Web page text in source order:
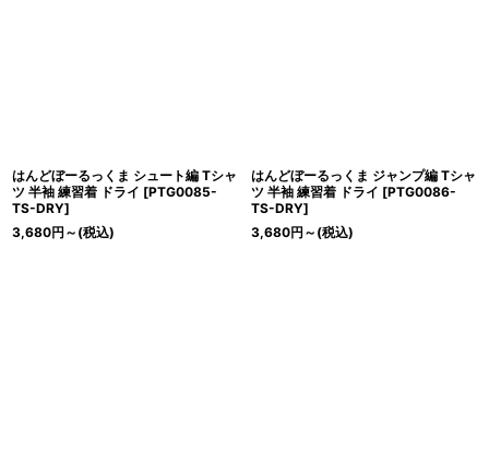
はんどぼーるっくま シュート編 Tシャ
ツ 半袖 練習着 ドライ [PTG0085-
TS-DRY]
3,680円 ～ (税込)
はんどぼーるっくま ジャンプ編 Tシャ
ツ 半袖 練習着 ドライ [PTG0086-
TS-DRY]
3,680円 ～ (税込)